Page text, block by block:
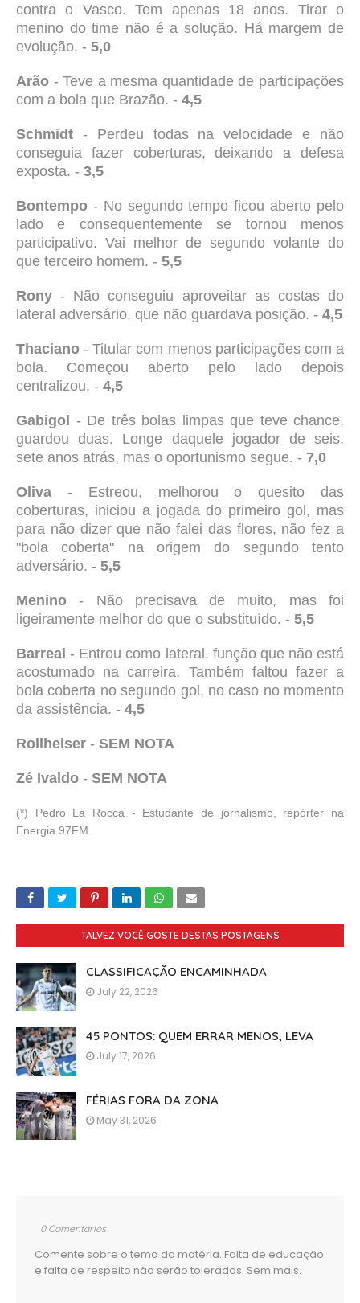
contra o Vasco. Tem apenas 18 anos. Tirar o
menino do time não é a solução. Há margem de
evolução. - 5,0
Arão - Teve a mesma quantidade de participações
com a bola que Brazão. - 4,5
Schmidt - Perdeu todas na velocidade e não
conseguia fazer coberturas, deixando a defesa
exposta. - 3,5
Bontempo - No segundo tempo ficou aberto pelo
lado e consequentemente se tornou menos
participativo. Vai melhor de segundo volante do
que terceiro homem. - 5,5
Rony- Não conseguiu aproveitar as costas do
lateral adversário, que não guardava posição. - 4,5
Thaciano- Titular com menos participações com a
bola. Começou aberto pelo lado depois
centralizou. - 4,5
Gabigol - De três bolas limpas que teve chance,
guardou duas. Longe daquele jogador de seis,
sete anos atrás, mas o oportunismo segue. - 7,0
Oliva - Estreou, melhorou o quesito das
coberturas, iniciou a jogada do primeiro gol, mas
para não dizer que não falei das flores, não fez a
"bola coberta" na origem do segundo tento
adversário. - 5,5
Menino- Não precisava de muito, mas foi
ligeiramente melhor do que o substituído. - 5,5
Barreal- Entrou como lateral, função que não está
acostumado na carreira. Também faltou fazer a
bola coberta no segundo gol, no caso no momento
da assistência. - 4,5
Rollheiser - SEM NOTA
Zé Ivaldo - SEM NOTA
(*) Pedro La Rocca - Estudante de jornalismo, repórter na
Energia 97FM.
TALVEZ VOCÊ GOSTE DESTAS POSTAGENS
CLASSIFICAÇÃO ENCAMINHADA
July 22, 2026
45 PONTOS: QUEM ERRAR MENOS, LEVA
July 17, 2026
FÉRIAS FORA DA ZONA
May 31, 2026
0 Comentários
Comente sobre o tema da matéria. Falta de educação
e falta de respeito não serão tolerados. Sem mais.